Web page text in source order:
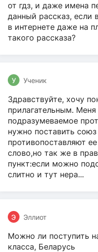
от гдз, и даже имена
данный рассказ, если
в интернете даже на
такого рассказа?
У Ученик
Здравствуйте, хочу
прилагательным.
подразумеваемое
нужно поставить
противопоставляют
слово,но так же в
пункт:если можно
слитно и тут нера...
Э Эллиот
Можно ли поступить
класса, Беларусь